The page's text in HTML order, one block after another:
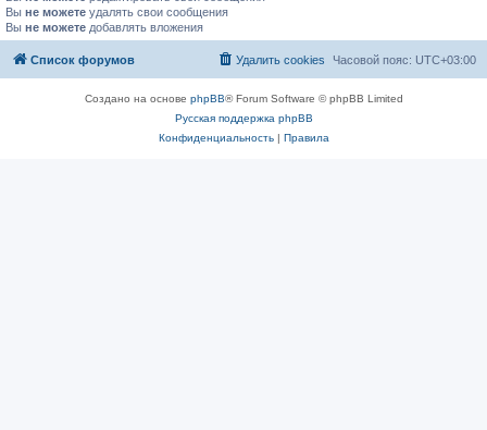
Вы не можете удалять свои сообщения
Вы не можете добавлять вложения
Список форумов Часовой пояс: UTC+03:00
Удалить cookies
Создано на основе phpBB® Forum Software © phpBB Limited
Русская поддержка phpBB
Конфиденциальность| Правила